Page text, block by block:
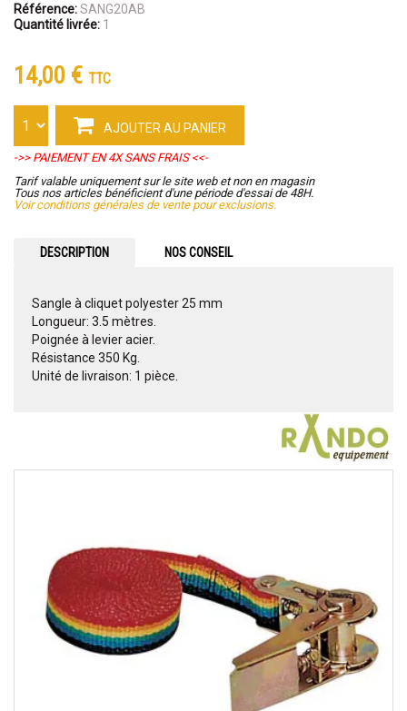
Référence:SANG20AB
Quantité livrée: 1
14,00 € TTC
AJOUTER AU PANIER
->> PAIEMENT EN 4X SANS FRAIS <<-
Tarif valable uniquement sur le site web et non en magasin
Tous nos articles bénéficient d'une période d'essai de 48H.
Voir conditions générales de vente pour exclusions.
DESCRIPTION NOS CONSEIL
Sangle à cliquet polyester 25 mm
Longueur: 3.5 mètres.
Poignée à levier acier.
Résistance 350 Kg.
Unité de livraison: 1 pièce.